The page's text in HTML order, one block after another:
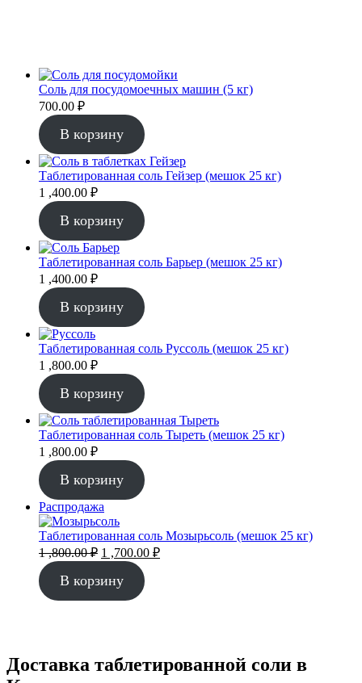
Соль для посудомоечных машин (5 кг)
700.00 ₽
В корзину
Таблетированная соль Гейзер (мешок 25 кг)
1 ,400.00 ₽
В корзину
Таблетированная соль Барьер (мешок 25 кг)
1 ,400.00 ₽
В корзину
Таблетированная соль Руссоль (мешок 25 кг)
1 ,800.00 ₽
В корзину
Таблетированная соль Тыреть (мешок 25 кг)
1 ,800.00 ₽
В корзину
Распродажа
товар
Таблетированная соль Мозырьсоль (мешок 25 кг)
1 ,800.00₽ Первоначальная
цена
составляла
1 ,700.00 ₽Текущая
В корзину
Доставка таблетированной соли в